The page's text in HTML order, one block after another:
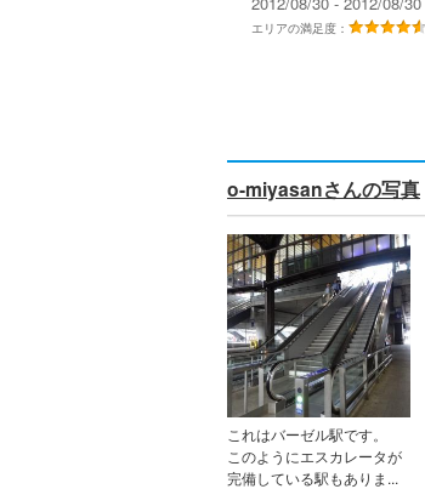
エリアの満足度：
o-miyasanさんの写真
これはバーゼル駅です。
このようにエスカレータが
完備している駅もありま...